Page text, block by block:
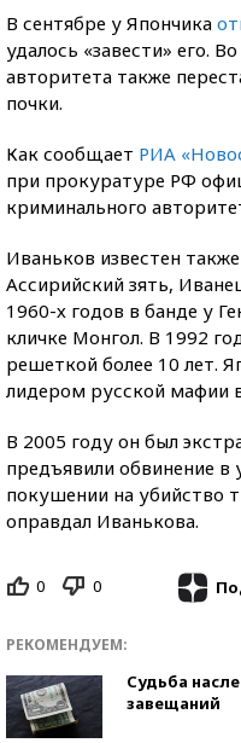
В сентябре у Япончика
удалось «завести» его.
авторитета также
почки.
Как сообщает РИА
при прокуратуре РФ
криминального
Иваньков известен
Ассирийский зять,
1960-х годов в банде у
кличке Монгол. В 1992
решеткой более 10 лет.
лидером русской мафии
В 2005 году он был
предъявили обвинение в
покушении на убийство
оправдал Иванькова.
0 0
РЕКОМЕНДУЕМ:
Судьба
завещаний